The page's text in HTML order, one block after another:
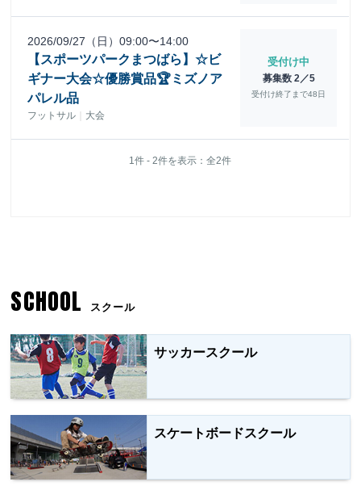
SCHOOL スクール
サッカースクール
スケートボードスクール